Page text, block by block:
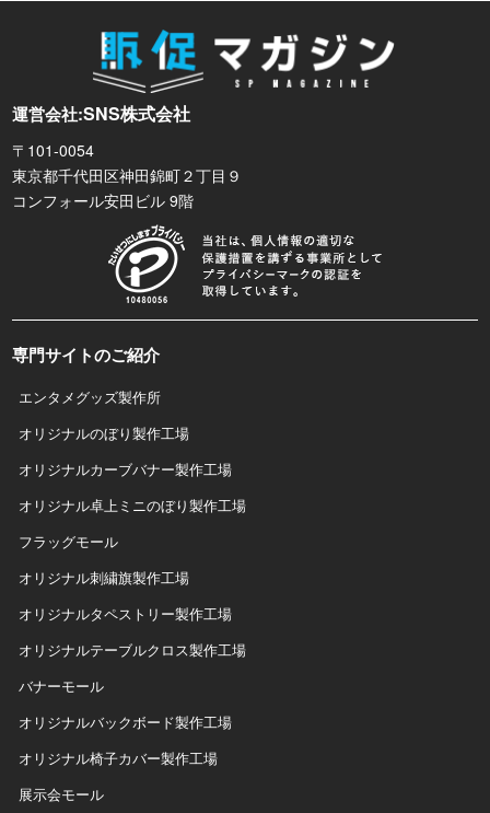
運営会社:SNS株式会社
〒101-0054
東京都千代田区神田錦町２丁目９
コンフォール安田ビル 9階
専門サイトのご紹介
エンタメグッズ製作所
オリジナルのぼり製作工場
オリジナルカーブバナー製作工場
オリジナル卓上ミニのぼり製作工場
フラッグモール
オリジナル刺繍旗製作工場
オリジナルタペストリー製作工場
オリジナルテーブルクロス製作工場
バナーモール
オリジナルバックボード製作工場
オリジナル椅子カバー製作工場
展示会モール